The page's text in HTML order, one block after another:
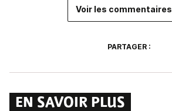
Voir les commentaires
PARTAGER :
EN SAVOIR PLUS